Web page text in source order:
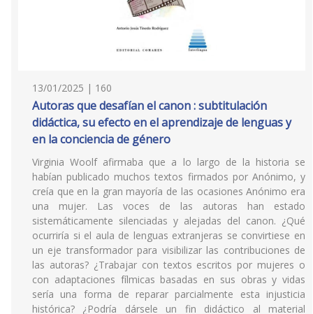
13/01/2025 | 160
Autoras que desafían el canon : subtitulación
didáctica, su efecto en el aprendizaje de lenguas y
en la conciencia de género
Virginia Woolf afirmaba que a lo largo de la historia se
habían publicado muchos textos firmados por Anónimo, y
creía que en la gran mayoría de las ocasiones Anónimo era
una mujer. Las voces de las autoras han estado
sistemáticamente silenciadas y alejadas del canon. ¿Qué
ocurriría si el aula de lenguas extranjeras se convirtiese en
un eje transformador para visibilizar las contribuciones de
las autoras? ¿Trabajar con textos escritos por mujeres o
con adaptaciones fílmicas basadas en sus obras y vidas
sería una forma de reparar parcialmente esta injusticia
histórica? ¿Podría dársele un fin didáctico al material